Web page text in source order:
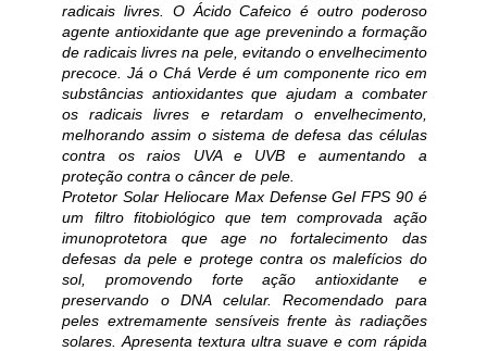
radicais livres. O Ácido Cafeico é outro poderoso
agente antioxidante que age prevenindo a formação
de radicais livres na pele, evitando o envelhecimento
precoce. Já o Chá Verde é um componente rico em
substâncias antioxidantes que ajudam a combater
os radicais livres e retardam o envelhecimento,
melhorando assim o sistema de defesa das células
contra os raios UVA e UVB e aumentando a
proteção contra o câncer de pele.
Protetor Solar Heliocare Max Defense Gel FPS 90 é
um filtro fitobiológico que tem comprovada ação
imunoprotetora que age no fortalecimento das
defesas da pele e protege contra os malefícios do
sol, promovendo forte ação antioxidante e
preservando o DNA celular. Recomendado para
peles extremamente sensíveis frente às radiações
solares. Apresenta textura ultra suave e com rápida